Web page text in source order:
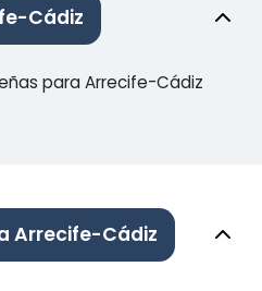
Cádiz
para Arrecife-Cádiz
Arrecife-Cádiz